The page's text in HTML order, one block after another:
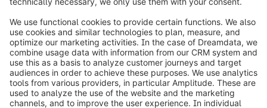
info@shopware.com